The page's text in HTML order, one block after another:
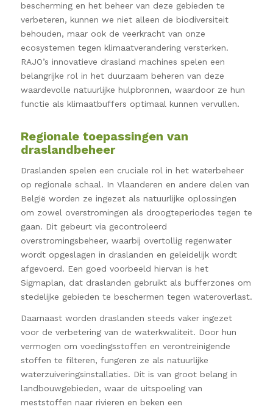
bescherming en het beheer van deze gebieden te
verbeteren, kunnen we niet alleen de biodiversiteit
behouden, maar ook de veerkracht van onze
ecosystemen tegen klimaatverandering versterken.
RAJO’s innovatieve drasland machines spelen een
belangrijke rol in het duurzaam beheren van deze
waardevolle natuurlijke hulpbronnen, waardoor ze hun
functie als klimaatbuffers optimaal kunnen vervullen.
Regionale toepassingen van
draslandbeheer
Draslanden spelen een cruciale rol in het waterbeheer
op regionale schaal. In Vlaanderen en andere delen van
België worden ze ingezet als natuurlijke oplossingen
om zowel overstromingen als droogteperiodes tegen te
gaan. Dit gebeurt via gecontroleerd
overstromingsbeheer, waarbij overtollig regenwater
wordt opgeslagen in draslanden en geleidelijk wordt
afgevoerd. Een goed voorbeeld hiervan is het
Sigmaplan, dat draslanden gebruikt als bufferzones om
stedelijke gebieden te beschermen tegen wateroverlast.
Daarnaast worden draslanden steeds vaker ingezet
voor de verbetering van de waterkwaliteit. Door hun
vermogen om voedingsstoffen en verontreinigende
stoffen te filteren, fungeren ze als natuurlijke
waterzuiveringsinstallaties. Dit is van groot belang in
landbouwgebieden, waar de uitspoeling van
meststoffen naar rivieren en beken een